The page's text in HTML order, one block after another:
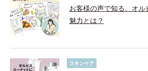
お客様の声で知る、オ
魅力とは？
スキンケア